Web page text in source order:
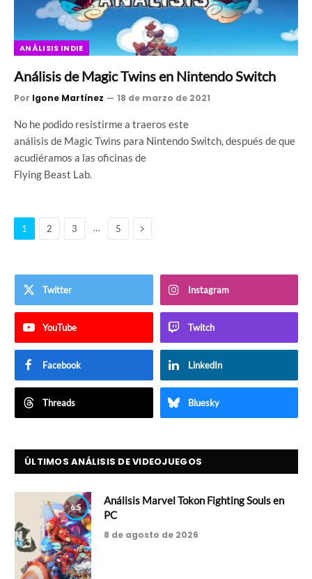
ANÁLISIS INDIE
Análisis de Magic Twins en Nintendo Switch
Por Igone Martínez 18 de marzo de 2021
No he podido resistirme a traeros este
análisis de Magic Twins para Nintendo Switch, después de que
acudiéramos a las oficinas de
Flying Beast Lab.
1 2 3 … 5 Siguiente
Twitter Instagram
YouTube Twitch
Facebook LinkedIn
Threads Bluesky
ÚLTIMOS ANÁLISIS DE VIDEOJUEGOS
6.5
Análisis Marvel Tokon Fighting Souls en
PC
8 de agosto de 2026